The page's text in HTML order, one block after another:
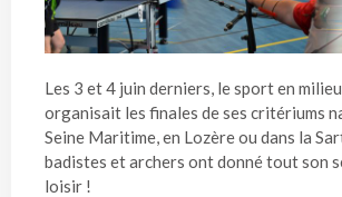
Les 3 et 4 juin derniers, le sport en
organisait les finales de ses critériums
Seine Maritime, en Lozère ou dans la
badistes et archers ont donné tout son
loisir !